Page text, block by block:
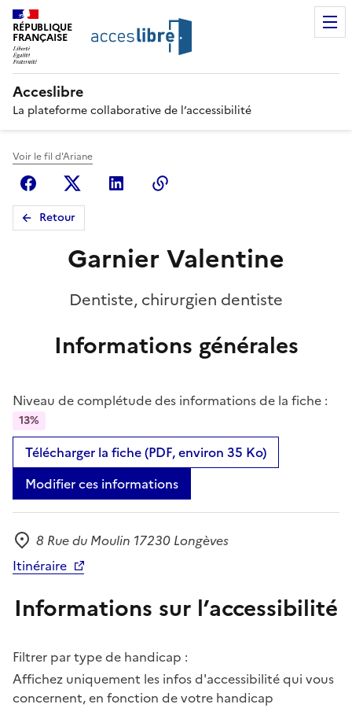
RÉPUBLIQUE
FRANÇAISE
Acceslibre
La plateforme collaborative de l’accessibilité
Voir le fil d'Ariane
FacebookX (anciennement Twitter)
Linkedin
Retour
Garnier Valentine
Dentiste, chirurgien dentiste
Informations générales
Niveau de complétude des informations de la fiche :
13%
Télécharger la fiche (PDF, environ 35 Ko)
Modifier ces informations
Adresse
8 Rue du Moulin 17230 Longèves
Itinéraire
Informations sur l’accessibilité
Filtrer par type de handicap :
Affichez uniquement les infos d'accessibilité qui vous
concernent, en fonction de votre handicap